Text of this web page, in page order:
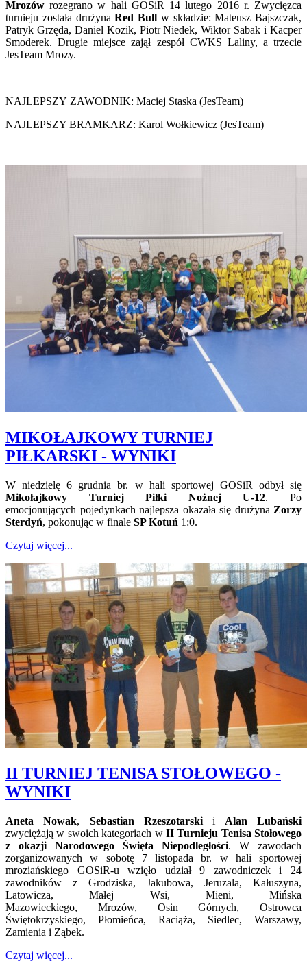
Mrozów rozegrano w hali GOSiR 14 lutego 2016 r. Zwycięzca
turnieju została drużynaRed Bull w składzie: Mateusz Bajszczak,
Patryk Grzęda, Daniel Kozik, Piotr Niedek, Wiktor Sabak i Kacper
Smoderek. Drugie miejsce zajął zespół CWKS Laliny, a trzecie
JesTeam Mrozy.
NAJLEPSZY ZAWODNIK: Maciej Staska (JesTeam)
NAJLEPSZY BRAMKARZ: Karol Wołkiewicz (JesTeam)
MIKOŁAJKOWY TURNIEJ
PIŁKARSKI - WYNIKI
W niedzielę 6 grudnia br. w hali sportowej GOSiR odbył się
Mikołajkowy Turniej Piłki
Nożnej U-12. Po
emocjonujących pojedynkach najlepsza okazała się drużyna Zorzy
Sterdyń, pokonując w finale SP Kotuń 1:0.
Czytaj więcej...
II TURNIEJ TENISA STOŁOWEGO -
WYNIKI
Aneta Nowak, Sebastian Rzeszotarskii Alan Lubański
zwyciężają w swoich kategoriach w II Turnieju Tenisa Stołowego
z okazji Narodowego Święta Niepodległości. W zawodach
zorganizowanych w sobotę 7 listopada br. w hali sportowej
mroziańskiego GOSiR-u wzięło udział 9 zawodniczek i 24
zawodników z Grodziska, Jakubowa, Jeruzala, Kałuszyna,
Latowicza, Małej Wsi, Mieni, Mińska
Mazowieckiego, Mrozów, Osin Górnych, Ostrowca
Świętokrzyskiego, Płomieńca, Raciąża, Siedlec, Warszawy,
Zamienia i Ząbek.
Czytaj więcej...